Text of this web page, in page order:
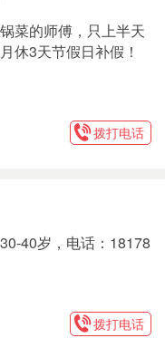
菜的师傅，只上半天
休3天节假日补假！
拨打电话
40岁，电话：18178
拨打电话